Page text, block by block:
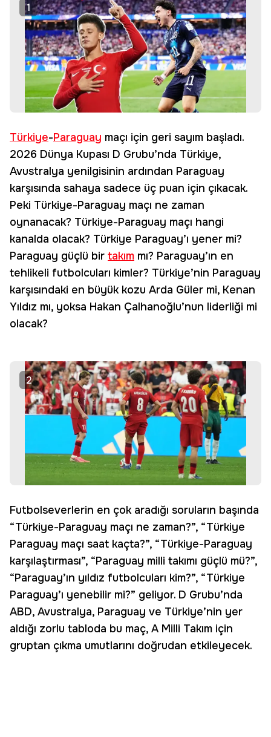
1
Türkiye-Paraguay maçı için geri sayım başladı.
2026 Dünya Kupası D Grubu’nda Türkiye,
Avustralya yenilgisinin ardından Paraguay
karşısında sahaya sadece üç puan için çıkacak.
Peki Türkiye-Paraguay maçı ne zaman
oynanacak? Türkiye-Paraguay maçı hangi
kanalda olacak? Türkiye Paraguay’ı yener mi?
Paraguay güçlü bir takım mı? Paraguay’ın en
tehlikeli futbolcuları kimler? Türkiye’nin Paraguay
karşısındaki en büyük kozu Arda Güler mi, Kenan
Yıldız mı, yoksa Hakan Çalhanoğlu’nun liderliği mi
olacak?
2
Futbolseverlerin en çok aradığı soruların başında
“Türkiye-Paraguay maçı ne zaman?”, “Türkiye
Paraguay maçı saat kaçta?”, “Türkiye-Paraguay
karşılaştırması”, “Paraguay milli takımı güçlü mü?”,
“Paraguay’ın yıldız futbolcuları kim?”, “Türkiye
Paraguay’ı yenebilir mi?” geliyor. D Grubu’nda
ABD, Avustralya, Paraguay ve Türkiye’nin yer
aldığı zorlu tabloda bu maç, A Milli Takım için
gruptan çıkma umutlarını doğrudan etkileyecek.